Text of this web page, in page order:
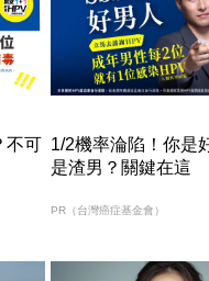
不可 1/2機率淪陷！你是
是渣男？關鍵在這
PR（台灣癌症基金會）